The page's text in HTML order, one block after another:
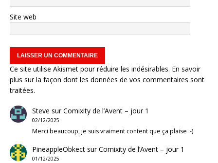
Site web
Ce site utilise Akismet pour réduire les indésirables. En savoir
plus sur la façon dont les données de vos commentaires sont
traitées.
Steve surComixity de l’Avent – jour 1
02/12/2025
Merci beaucoup, je suis vraiment content que ça plaise :-)
PineappleObkectsurComixity de l’Avent – jour 1
01/12/2025